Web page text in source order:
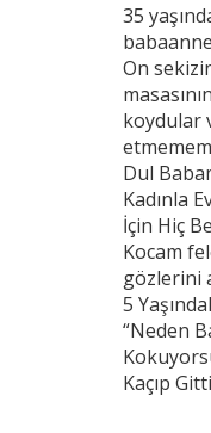
35
On
koydular
Dul
Kadınla
İçin Hiç
Kocam
gözlerini
5
“Neden
Kaçıp Gitti